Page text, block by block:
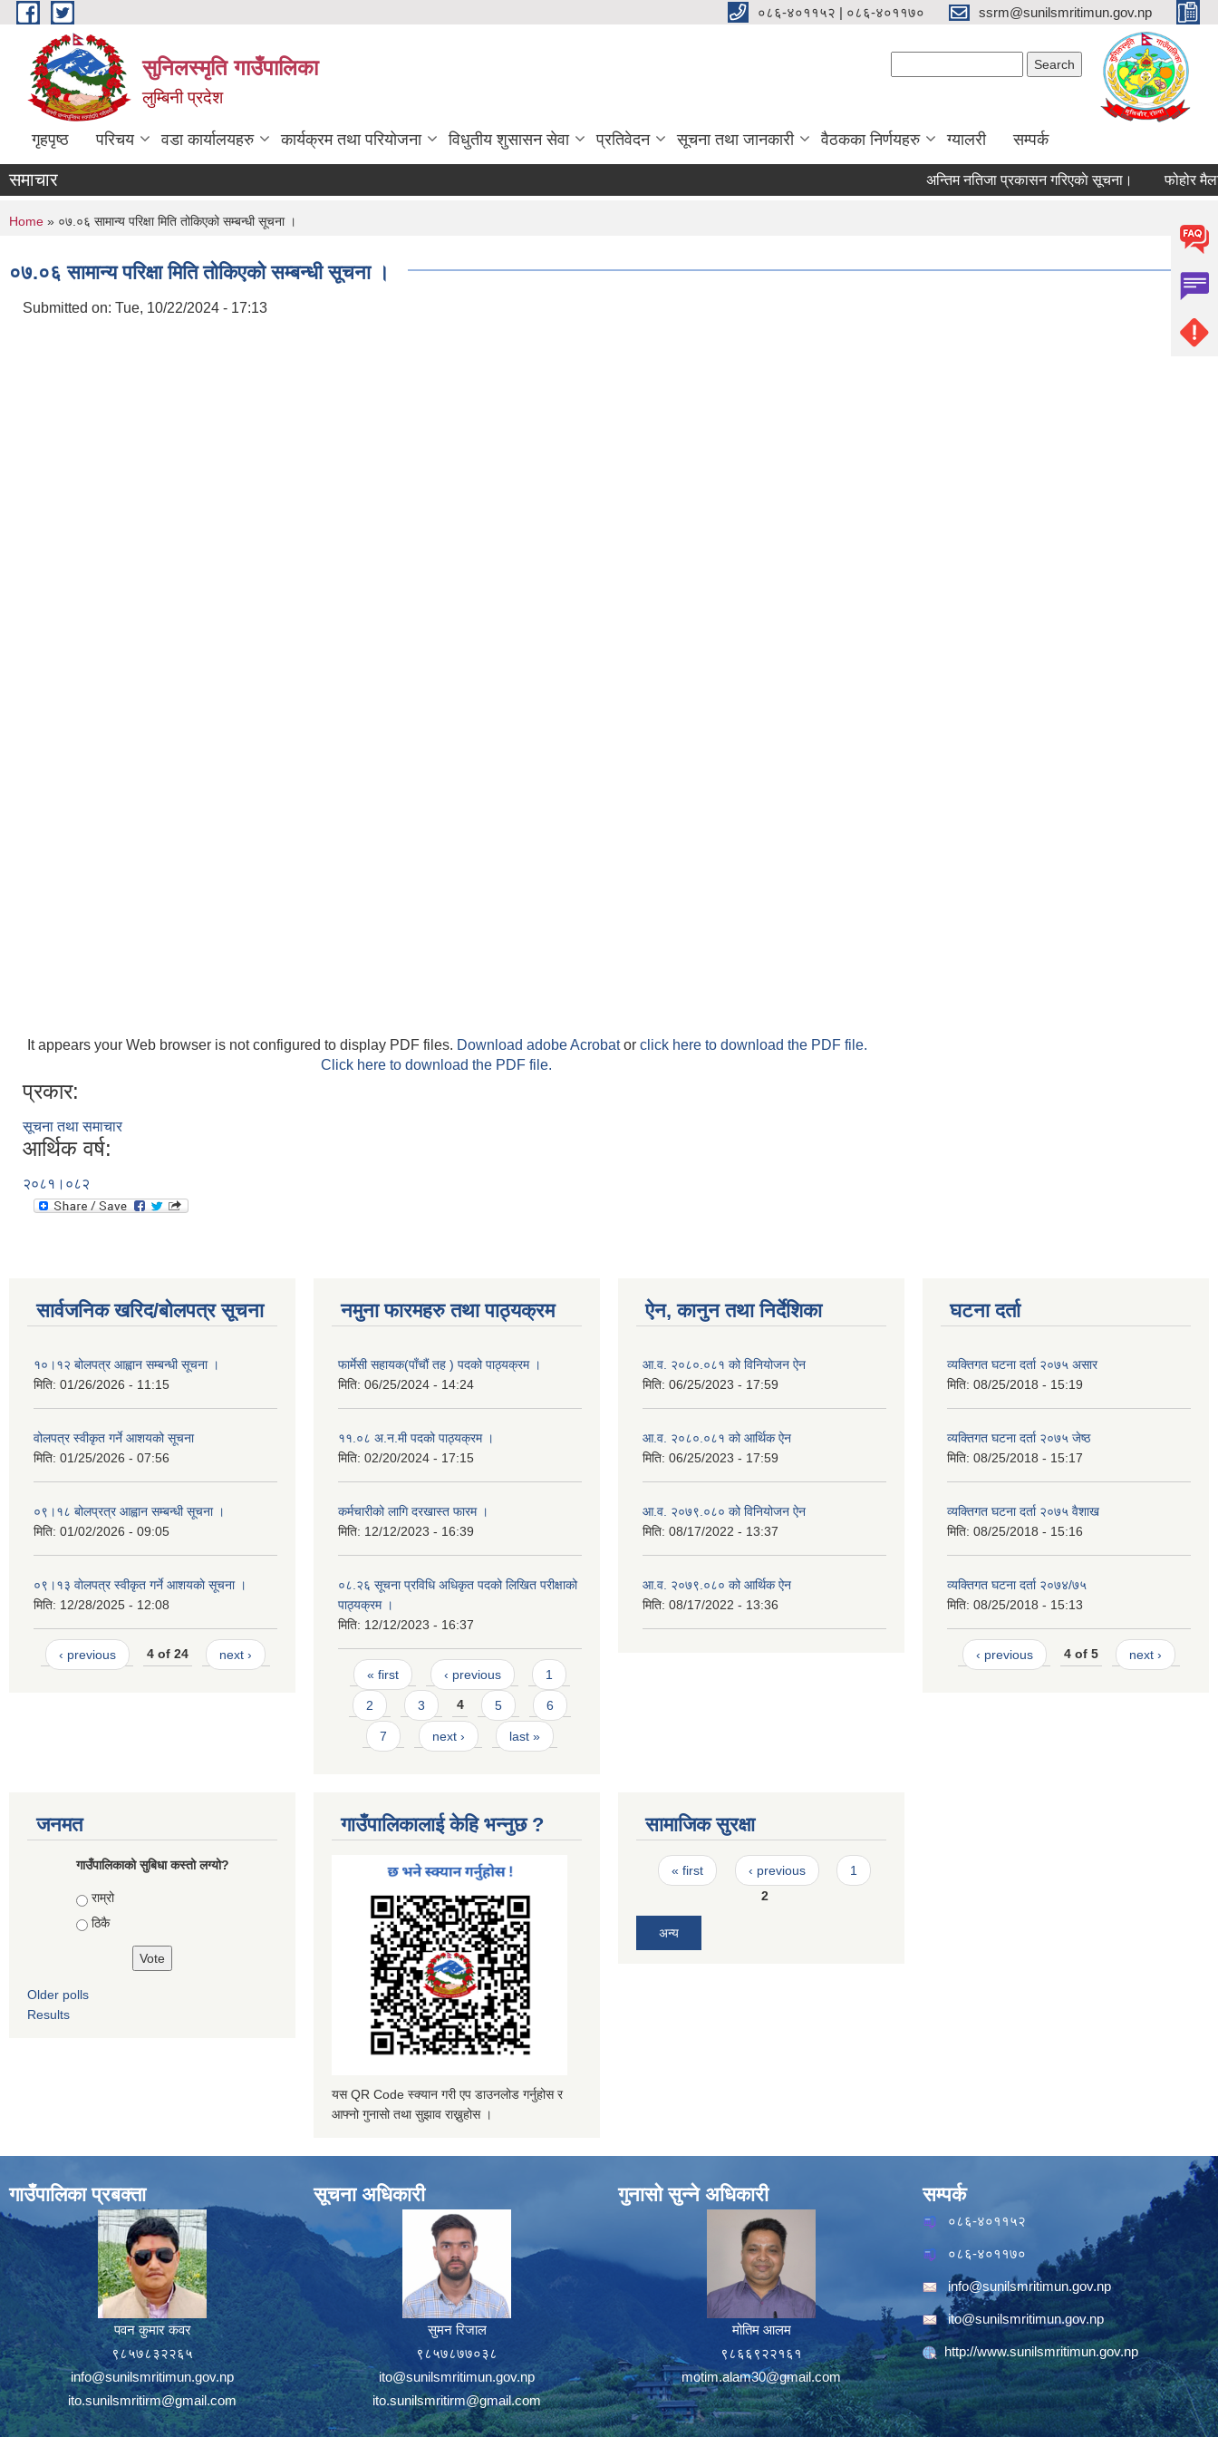
Skip to main content ०८६-४०११५२ | ०८६-४०११७० ssrm@sunilsmritimun.gov.np
सुनिलस्मृति गाउँपालिका
लुम्बिनी प्रदेश
गृहपृष्ठ परिचय वडा कार्यालयहरु कार्यक्रम तथा परियोजना विधुतीय शुसासन सेवा प्रतिवेदन सूचना तथा जानकारी वैठकका निर्णयहरु ग्यालरी सम्पर्क
समाचार अन्तिम नतिजा प्रकासन गरिएकाे सूचना। फोहोर मैला
You are here
Home » ०७.०६ सामान्य परिक्षा मिति तोकिएको सम्बन्धी सूचना ।
०७.०६ सामान्य परिक्षा मिति तोकिएको सम्बन्धी सूचना ।
Submitted on: Tue, 10/22/2024 - 17:13
It appears your Web browser is not configured to display PDF files. Download adobe Acrobator click here to download the PDF file.
Click here to download the PDF file.
प्रकार:
सूचना तथा समाचार
आर्थिक वर्ष:
२०८१।०८२
सार्वजनिक खरिद/बोलपत्र सूचना
१०।१२ बोलपत्र आह्वान सम्बन्धी सूचना ।
मिति: 01/26/2026 - 11:15
वोलपत्र स्वीकृत गर्ने आशयको सूचना
मिति: 01/25/2026 - 07:56
०९।१८ बोलप्रत्र आह्वान सम्बन्धी सूचना ।
मिति: 01/02/2026 - 09:05
०९।१३ वाेलपत्र स्वीकृत गर्ने आशयकाे सूचना ।
मिति: 12/28/2025 - 12:08
‹ previous 4 of 24 next ›
नमुना फारमहरु तथा पाठ्यक्रम
फार्मेसी सहायक(पाँचौं तह ) पदको पाठ्यक्रम ।
मिति: 06/25/2024 - 14:24
११.०८ अ.न.मी पदको पाठ्यक्रम ।
मिति: 02/20/2024 - 17:15
कर्मचारीको लागि दरखास्त फारम ।
मिति: 12/12/2023 - 16:39
०८.२६ सूचना प्रविधि अधिकृत पदको लिखित परीक्षाको
पाठ्यक्रम ।
मिति: 12/12/2023 - 16:37
Pages
« first ‹ previous 1
2 3 4 5 6
7 next › last »
ऐन, कानुन तथा निर्देशिका
आ.व. २०८०.०८१ को विनियोजन ऐन
मिति: 06/25/2023 - 17:59
आ.व. २०८०.०८१ को आर्थिक ऐन
मिति: 06/25/2023 - 17:59
आ.व. २०७९.०८० को विनियोजन ऐन
मिति: 08/17/2022 - 13:37
आ.व. २०७९.०८० को आर्थिक ऐन
मिति: 08/17/2022 - 13:36
घटना दर्ता
व्यक्तिगत घटना दर्ता २०७५ असार
मिति: 08/25/2018 - 15:19
व्यक्तिगत घटना दर्ता २०७५ जेष्ठ
मिति: 08/25/2018 - 15:17
व्यक्तिगत घटना दर्ता २०७५ वैशाख
मिति: 08/25/2018 - 15:16
व्यक्तिगत घटना दर्ता २०७४/७५
मिति: 08/25/2018 - 15:13
‹ previous 4 of 5 next ›
जनमत
गाउँपालिकाको सुबिधा कस्तो लग्यो?
Choices
राम्रो
ठिकै
Older polls
Results
गाउँपालिकालाई केहि भन्नुछ ?
यस QR Code स्क्यान गरी एप डाउनलोड गर्नुहोस र
आफ्नो गुनासो तथा सुझाव राख्नुहोस ।
सामाजिक सुरक्षा
Pages
« first ‹ previous
1
2
अन्य
गाउँपालिका प्रबक्ता
पवन कुमार कवर
९८५७८३२२६५
info@sunilsmritimun.gov.np
ito.sunilsmritirm@gmail.com
सूचना अधिकारी
सुमन रिजाल
९८५७८७७०३८
ito@sunilsmritimun.gov.np
ito.sunilsmritirm@gmail.com
गुनासो सुन्ने अधिकारी
मोतिम आलम
९८६६९२२१६१
motim.alam30@gmail.com
सम्पर्क
०८६-४०११५२
०८६-४०११७०
info@sunilsmritimun.gov.np
ito@sunilsmritimun.gov.np
http://www.sunilsmritimun.gov.np